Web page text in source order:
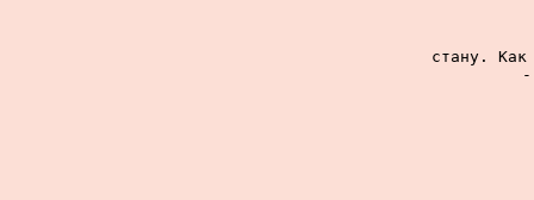
стану.
-